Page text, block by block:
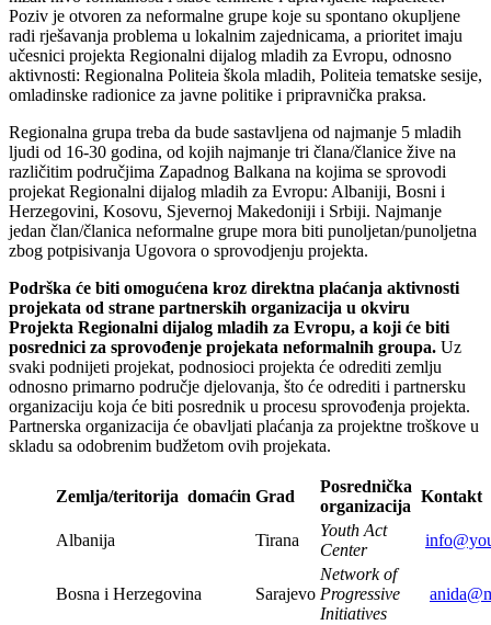
Poziv je otvoren za neformalne grupe koje su spontano okupljene
radi rješavanja problema u lokalnim zajednicama, a prioritet imaju
učesnici projekta Regionalni dijalog mladih za Evropu, odnosno
aktivnosti: Regionalna Politeia škola mladih, Politeia tematske sesije,
omladinske radionice za javne politike i pripravnička praksa.
Regionalna grupa treba da bude sastavljena od najmanje 5 mladih
ljudi od 16-30 godina, od kojih najmanje tri člana/članice žive na
različitim područjima Zapadnog Balkana na kojima se sprovodi
projekat Regionalni dijalog mladih za Evropu: Albaniji, Bosni i
Herzegovini, Kosovu, Sjevernoj Makedoniji i Srbiji. Najmanje
jedan član/članica neformalne grupe mora biti punoljetan/punoljetna
zbog potpisivanja Ugovora o sprovodjenju projekta.
Podrška će biti omogućena kroz direktna plaćanja aktivnosti
projekata od strane partnerskih organizacija u okviru
Projekta Regionalni dijalog mladih za Evropu, a koji će biti
posrednici za sprovođenje projekata neformalnih groupa. Uz
svaki podnijeti projekat, podnosioci projekta će odrediti zemlju
odnosno primarno područje djelovanja, što će odrediti i partnersku
organizaciju koja će biti posrednik u procesu sprovođenja projekta.
Partnerska organizacija će obavljati plaćanja za projektne troškove u
skladu sa odobrenim budžetom ovih projekata.
Zemlja/teritorija domaćin Grad
Posrednička
organizacija
Kontakt
Albanija Tirana
Youth Act
Center
Bosna i Herzegovina Sarajevo
Network of
Progressive
Initiatives